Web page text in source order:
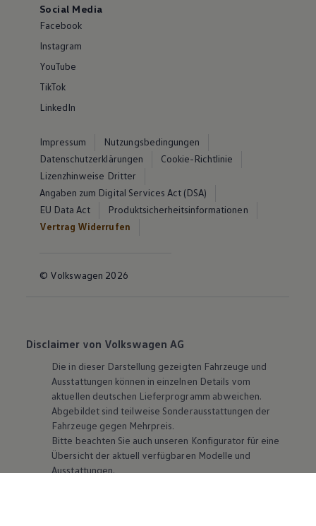
Social Media
Facebook
Instagram
YouTube
TikTok
LinkedIn
Impressum
Nutzungsbedingungen
Datenschutzerklärungen
Cookie-Richtlinie
Lizenzhinweise Dritter
Angaben zum Digital Services Act (DSA)
EU Data Act
Produktsicherheitsinformationen
Vertrag Widerrufen
© Volkswagen 2026
Disclaimer von Volkswagen AG
Die in dieser Darstellung gezeigten Fahrzeuge und
Ausstattungen können in einzelnen Details vom
aktuellen deutschen Lieferprogramm abweichen.
Abgebildet sind teilweise Sonderausstattungen der
Fahrzeuge gegen Mehrpreis.
Bitte beachten Sie auch unseren Konfigurator für eine
Übersicht der aktuell verfügbaren Modelle und
Ausstattungen.